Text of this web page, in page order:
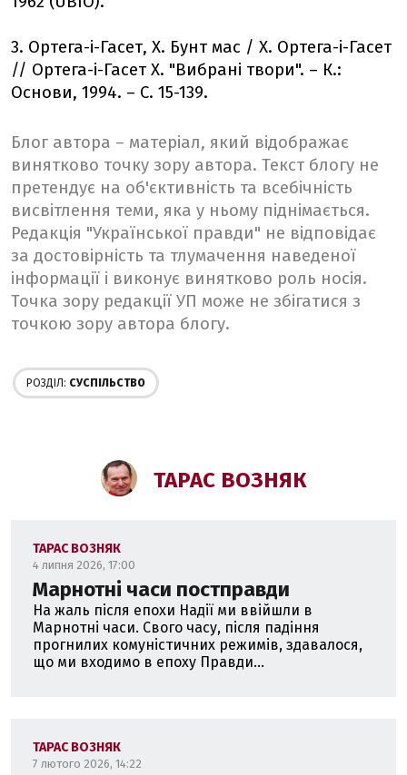
3. Ортега-і-Гасет, Х. Бунт мас / Х. Ортега-і-Гасет
// Ортега-і-Гасет Х. "Вибрані твори". – К.:
Основи, 1994. – С. 15-139.
Блог автора – матеріал, який відображає
винятково точку зору автора. Текст блогу не
претендує на об'єктивність та всебічність
висвітлення теми, яка у ньому піднімається.
Редакція "Української правди" не відповідає
за достовірність та тлумачення наведеної
інформації і виконує винятково роль носія.
Точка зору редакції УП може не збігатися з
точкою зору автора блогу.
РОЗДІЛ: СУСПІЛЬСТВО
ТАРАС ВОЗНЯК
ТАРАС ВОЗНЯК
4 липня 2026, 17:00
Марнотні часи постправди
На жаль після епохи Надії ми ввійшли в
Марнотні часи. Свого часу, після падіння
прогнилих комуністичних режимів, здавалося,
що ми входимо в епоху Правди...
ТАРАС ВОЗНЯК
7 лютого 2026, 14:22